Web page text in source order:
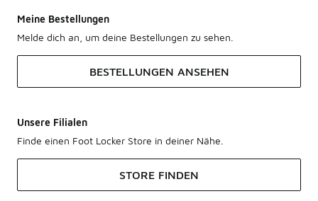
Meine Bestellungen
Melde dich an, um deine Bestellungen zu sehen.
BESTELLUNGEN ANSEHEN
Unsere Filialen
Finde einen Foot Locker Store in deiner Nähe.
STORE FINDEN